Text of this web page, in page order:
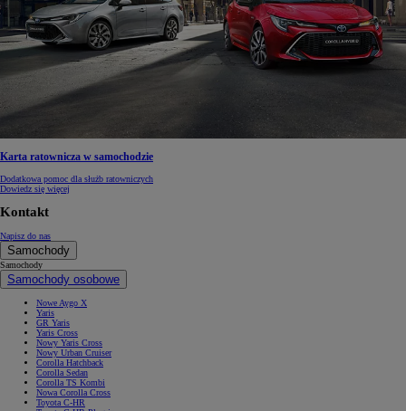
Karta ratownicza w samochodzie
Dodatkowa pomoc dla służb ratowniczych
Dowiedz się więcej
Kontakt
Napisz do nas
Samochody
Samochody
Samochody osobowe
Nowe Aygo X
Yaris
GR Yaris
Yaris Cross
Nowy Yaris Cross
Nowy Urban Cruiser
Corolla Hatchback
Corolla Sedan
Corolla TS Kombi
Nowa Corolla Cross
Toyota C-HR